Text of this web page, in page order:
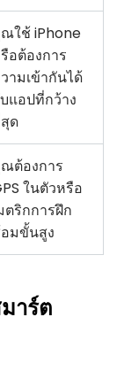
ใช้ iPhone
อต้องการ
ามเข้ากันได้
แอปที่กว้าง
ด
ต้องการ
ในตัวหรือ
ตริกการฝึก
มขั้นสูง
าร์ต